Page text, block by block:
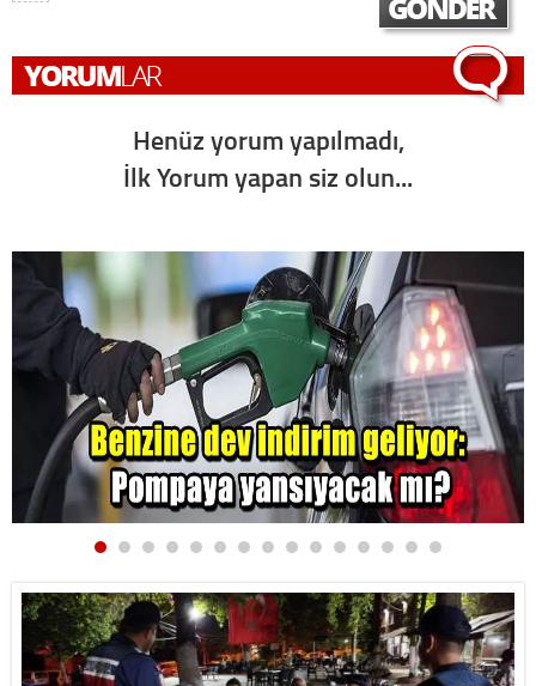
Henüz yorum yapılmadı,
İlk Yorum yapan siz olun...